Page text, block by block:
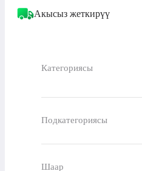
Акысыз жеткирүү
Категориясы
Подкатегориясы
Шаар